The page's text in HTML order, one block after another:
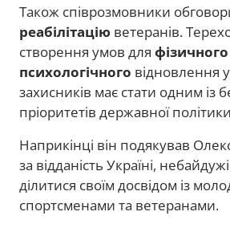
Також співрозмовники
реабілітацію ветеранів.
створення умов для фізичного
психологічного відновлення
захисників має стати одним із
пріоритетів державної
Наприкінці він подякував
за відданість Україні,
ділитися своїм досвідом із
спортсменами та ветеранами.